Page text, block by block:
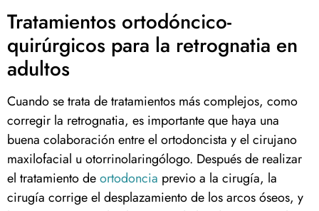
Tratamientos ortodóncico-
quirúrgicos para la retrognatia en
adultos
Cuando se trata de tratamientos más complejos, como
corregir la retrognatia, es importante que haya una
buena colaboración entre el ortodoncista y el cirujano
maxilofacial u otorrinolaringólogo. Después de realizar
el tratamiento deortodoncia previo a la cirugía, la
cirugía corrige el desplazamiento de los arcos óseos, y